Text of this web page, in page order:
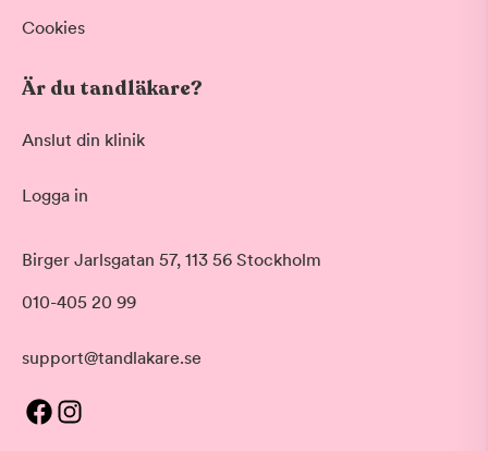
Cookies
Är du tandläkare?
Anslut din klinik
Logga in
Birger Jarlsgatan 57, 113 56 Stockholm
010-405 20 99
support@tandlakare.se